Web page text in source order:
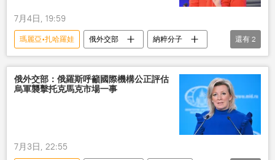
7月4日, 19:59
瑪麗亞•扎哈羅娃 俄外交部
納粹分子
恐怖分子
消除
還有 2
俄外交部：俄羅斯呼籲國際機構公正評估
烏軍襲擊托克馬克市場一事
7月3日, 22:55